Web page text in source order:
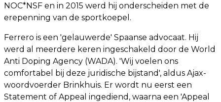
NOC*NSF en in 2015 werd hij onderscheiden met de
erepenning van de sportkoepel.
Ferrero is een 'gelauwerde' Spaanse advocaat. Hij
werd al meerdere keren ingeschakeld door de World
Anti Doping Agency (WADA). 'Wij voelen ons
comfortabel bij deze juridische bijstand', aldus Ajax-
woordvoerder Brinkhuis. Er wordt nu eerst een
Statement of Appeal ingediend, waarna een 'Appeal